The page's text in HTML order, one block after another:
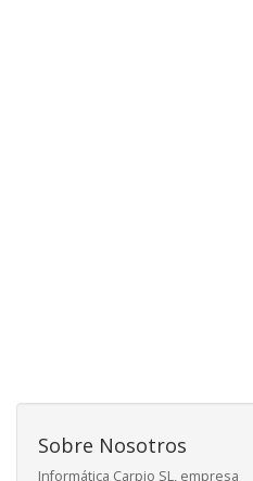
Sobre Nosotros
Informática Carpio SL, empresa